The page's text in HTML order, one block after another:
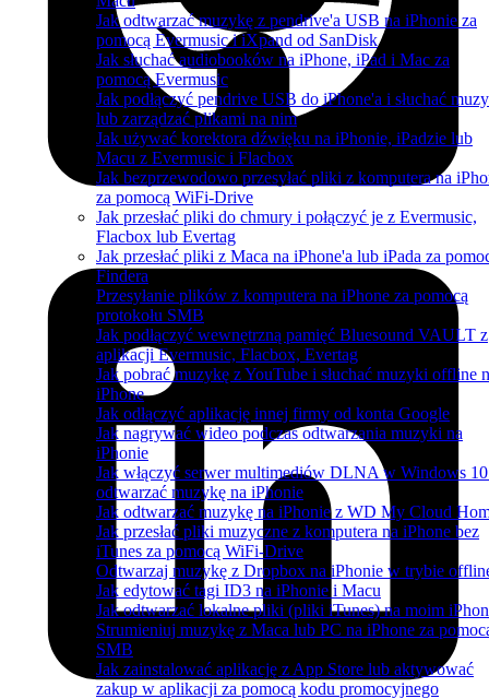
Jak odtwarzać muzykę z pendrive'a USB na iPhonie za
pomocą Evermusic i iXpand od SanDisk
Jak słuchać audiobooków na iPhone, iPad i Mac za
pomocą Evermusic
Jak podłączyć pendrive USB do iPhone'a i słuchać
lub zarządzać plikami na nim
Jak używać korektora dźwięku na iPhonie, iPadzie lub
Macu z Evermusic i Flacbox
Jak bezprzewodowo przesyłać pliki z komputera na
za pomocą WiFi-Drive
Jak przesłać pliki do chmury i połączyć je z Evermusic,
Flacbox lub Evertag
Jak przesłać pliki z Maca na iPhone'a lub iPada za
Findera
Przesyłanie plików z komputera na iPhone za pomocą
protokołu SMB
Jak podłączyć wewnętrzną pamięć Bluesound VAULT z
aplikacji Evermusic, Flacbox, Evertag
Jak pobrać muzykę z YouTube i słuchać muzyki offline
iPhone
Jak odłączyć aplikację innej firmy od konta Google
Jak nagrywać wideo podczas odtwarzania muzyki na
iPhonie
Jak włączyć serwer multimediów DLNA w Windows
odtwarzać muzykę na iPhonie
Jak odtwarzać muzykę na iPhonie z WD My Cloud
Jak przesłać pliki muzyczne z komputera na iPhone bez
iTunes za pomocą WiFi-Drive
Odtwarzaj muzykę z Dropbox na iPhonie w trybie
Jak edytować tagi ID3 na iPhonie i Macu
Jak odtwarzać lokalne pliki (pliki iTunes) na moim
Strumieniuj muzykę z Maca lub PC na iPhone za
SMB
Jak zainstalować aplikację z App Store lub aktywować
zakup w aplikacji za pomocą kodu promocyjnego